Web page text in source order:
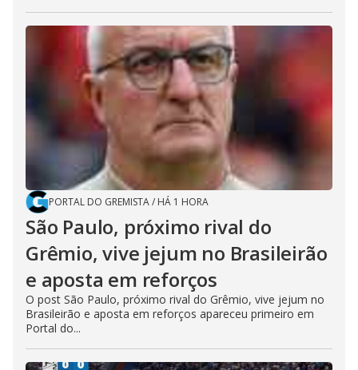
PORTAL DO GREMISTA/ HÁ 1 HORA
São Paulo, próximo rival do
Grêmio, vive jejum no Brasileirão
e aposta em reforços
O post São Paulo, próximo rival do Grêmio, vive jejum no
Brasileirão e aposta em reforços apareceu primeiro em
Portal do...